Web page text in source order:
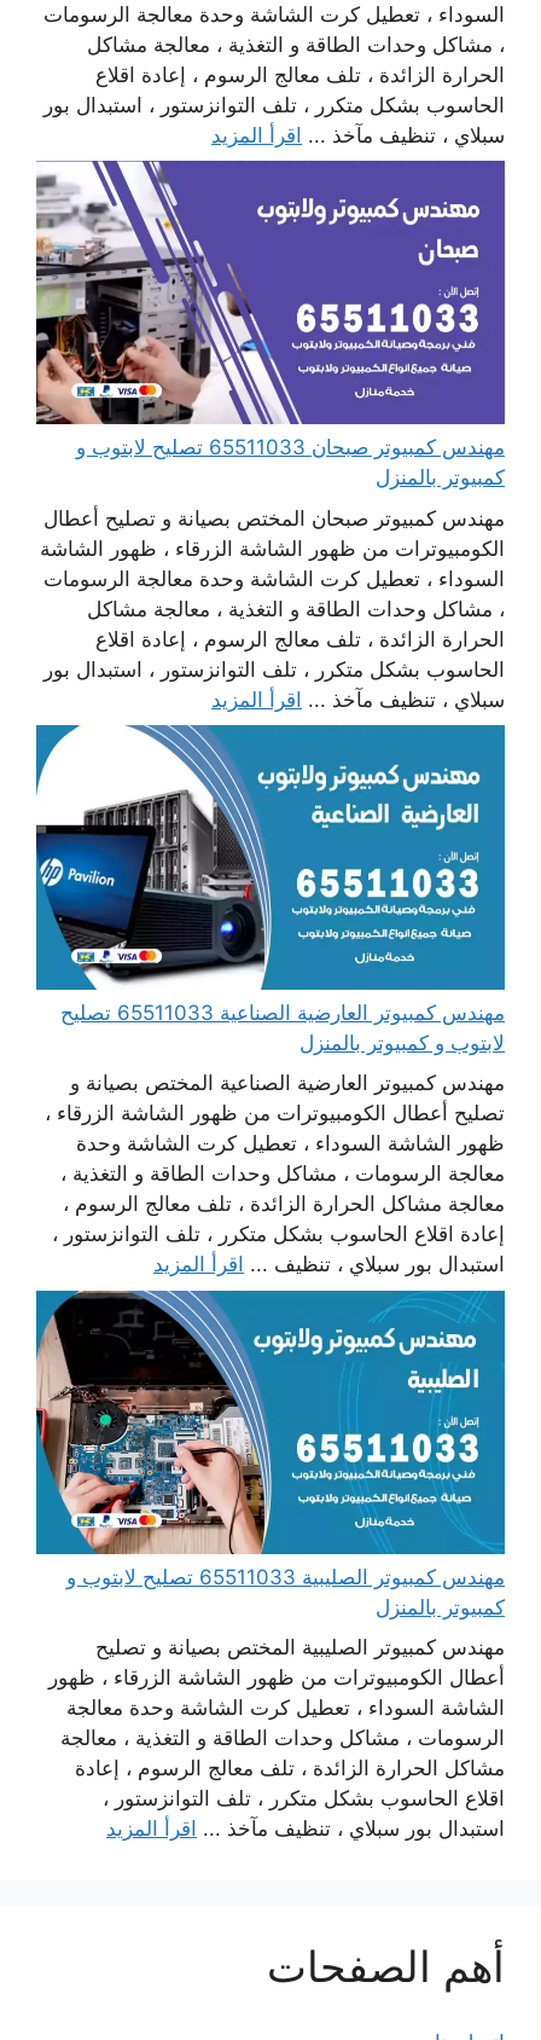
السوداء ، تعطيل كرت الشاشة وحدة معالجة الرسومات
، مشاكل وحدات الطاقة و التغذية ، معالجة مشاكل
الحرارة الزائدة ، تلف معالج الرسوم ، إعادة اقلاع
الحاسوب بشكل متكرر ، تلف التوانزستور ، استبدال بور
سبلاي ، تنظيف مآخذ ... اقرأ المزيد
مهندس كمبيوتر صبحان 65511033 تصليح لابتوب و
كمبيوتر بالمنزل
مهندس كمبيوتر صبحان المختص بصيانة و تصليح أعطال
الكومبيوترات من ظهور الشاشة الزرقاء ، ظهور الشاشة
السوداء ، تعطيل كرت الشاشة وحدة معالجة الرسومات
، مشاكل وحدات الطاقة و التغذية ، معالجة مشاكل
الحرارة الزائدة ، تلف معالج الرسوم ، إعادة اقلاع
الحاسوب بشكل متكرر ، تلف التوانزستور ، استبدال بور
سبلاي ، تنظيف مآخذ ... اقرأ المزيد
مهندس كمبيوتر العارضية الصناعية 65511033 تصليح
لابتوب و كمبيوتر بالمنزل
مهندس كمبيوتر العارضية الصناعية المختص بصيانة و
تصليح أعطال الكومبيوترات من ظهور الشاشة الزرقاء ،
ظهور الشاشة السوداء ، تعطيل كرت الشاشة وحدة
معالجة الرسومات ، مشاكل وحدات الطاقة و التغذية ،
معالجة مشاكل الحرارة الزائدة ، تلف معالج الرسوم ،
إعادة اقلاع الحاسوب بشكل متكرر ، تلف التوانزستور ،
استبدال بور سبلاي ، تنظيف ... اقرأ المزيد
مهندس كمبيوتر الصليبية 65511033 تصليح لابتوب و
كمبيوتر بالمنزل
مهندس كمبيوتر الصليبية المختص بصيانة و تصليح
أعطال الكومبيوترات من ظهور الشاشة الزرقاء ، ظهور
الشاشة السوداء ، تعطيل كرت الشاشة وحدة معالجة
الرسومات ، مشاكل وحدات الطاقة و التغذية ، معالجة
مشاكل الحرارة الزائدة ، تلف معالج الرسوم ، إعادة
اقلاع الحاسوب بشكل متكرر ، تلف التوانزستور ،
استبدال بور سبلاي ، تنظيف مآخذ ... اقرأ المزيد
أهم الصفحات